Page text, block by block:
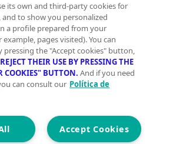
its own and third-party cookies for
to show you personalized
a profile prepared from your
pages visited). You can
pressing the "Accept cookies" button,
THEIR USE BY PRESSING THE
COOKIES" BUTTON. And if you need
can consult our Política de
Accept Cookies